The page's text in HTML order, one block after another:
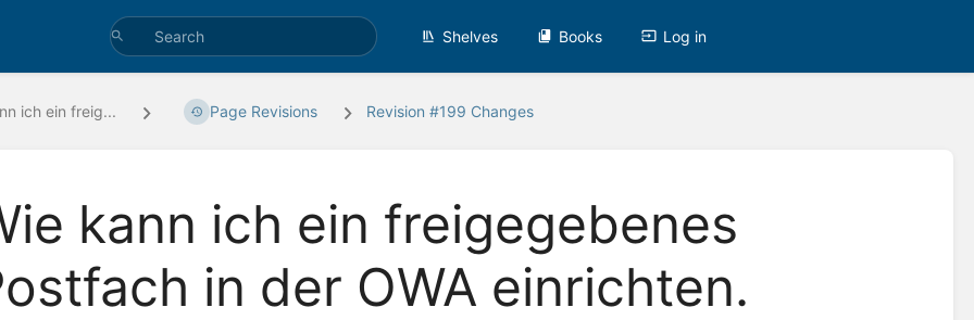
Shelves Books Log in
ich ein freig... Page Revisions Revision #199 Changes
kann ich ein freigegebenes
in der OWA einrichten.